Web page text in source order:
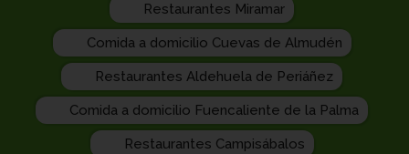
Restaurantes Miramar
Comida a domicilio Cuevas de Almudén
Restaurantes Aldehuela de Periáñez
Comida a domicilio Fuencaliente de la Palma
Restaurantes Campisábalos